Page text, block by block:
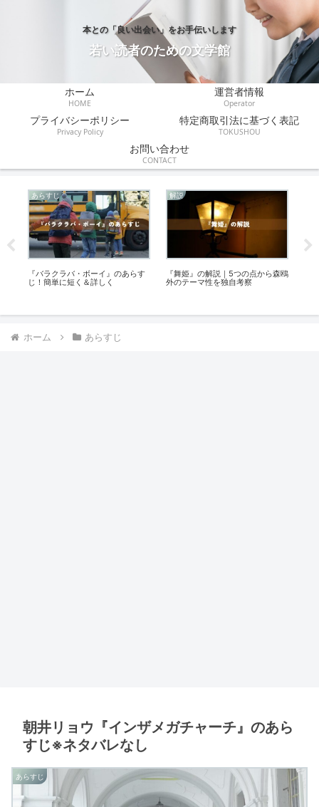
本との「良い出会い」をお手伝いします
若い読者のための文学館
ホーム
HOME
運営者情報
Operator
プライバシーポリシー
Privacy Policy
特定商取引法に基づく表記
TOKUSHOU
お問い合わせ
CONTACT
あらすじ
『バラクラバ・ボーイ』のあらす
じ！簡単に短く＆詳しく
解説
『舞姫』の解説｜5つの点から森鴎
外のテーマ性を独自考察
ホーム あらすじ
朝井リョウ『インザメガチャーチ』のあら
すじ※ネタバレなし
あらすじ